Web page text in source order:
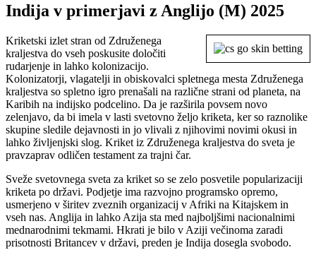
Indija v primerjavi z Anglijo (M) 2025
Kriketski izlet stran od Združenega
kraljestva do vseh poskusite določiti
rudarjenje in lahko kolonizacijo.
Kolonizatorji, vlagatelji in obiskovalci spletnega mesta Združenega
kraljestva so spletno igro prenašali na različne strani od planeta, na
Karibih na indijsko podcelino. Da je razširila povsem novo
zelenjavo, da bi imela v lasti svetovno željo kriketa, ker so raznolike
skupine sledile dejavnosti in jo vlivali z njihovimi novimi okusi in
lahko življenjski slog. Kriket iz Združenega kraljestva do sveta je
pravzaprav odličen testament za trajni čar.
Sveže svetovnega sveta za kriket so se zelo posvetile popularizaciji
kriketa po državi. Podjetje ima razvojno programsko opremo,
usmerjeno v širitev zveznih organizacij v Afriki na Kitajskem in
vseh nas. Anglija in lahko Azija sta med najboljšimi nacionalnimi
mednarodnimi tekmami. Hkrati je bilo v Aziji večinoma zaradi
prisotnosti Britancev v državi, preden je Indija dosegla svobodo.